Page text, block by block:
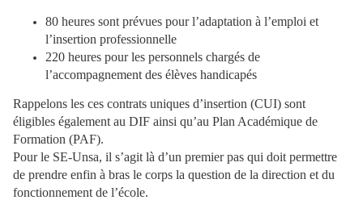
80 heures sont prévues pour l’adaptation à l’emploi et
l’insertion professionnelle
220 heures pour les personnels chargés de
l’accompagnement des élèves handicapés
Rappelons les ces contrats uniques d’insertion (CUI) sont
éligibles également au DIF ainsi qu’au Plan Académique de
Formation (PAF).
Pour le SE-Unsa, il s’agit là d’un premier pas qui doit permettre
de prendre enfin à bras le corps la question de la direction et du
fonctionnement de l’école.